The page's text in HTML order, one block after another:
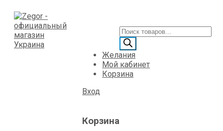
Желания
Мой кабинет
Корзина
Вход
Корзина